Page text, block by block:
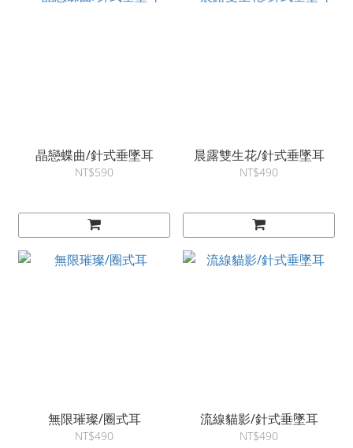
晶戀蝶曲/針式垂墜耳
NT$590
晨露雙生花/針式垂墜耳
NT$490
無限璀璨/圈式耳
NT$490
流線貓影/針式垂墜耳
NT$490